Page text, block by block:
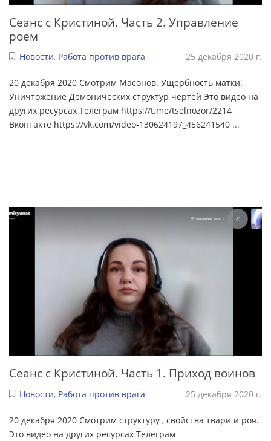
Сеанс с Кристиной. Часть 2. Управление
роем
Новости, Работа против врага 25 декабря 2020 г.
20 декабря 2020 Смотрим Масонов. Ущербность матки.
Уничтожение Демонических структур чертей Это видео на
других ресурсах Телеграм https://t.me/tselnozor/2214
Вконтакте https://vk.com/video-130624197_456241540 ...
Сеанс с Кристиной. Часть 1. Приход воинов
Новости, Работа против врага 25 декабря 2020 г.
20 декабря 2020 Смотрим структуру , свойства твари и роя.
Это видео на других ресурсах Телеграм